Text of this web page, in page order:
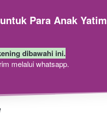
Para Anak Yatim
dibawahi ini.
melalui whatsapp.